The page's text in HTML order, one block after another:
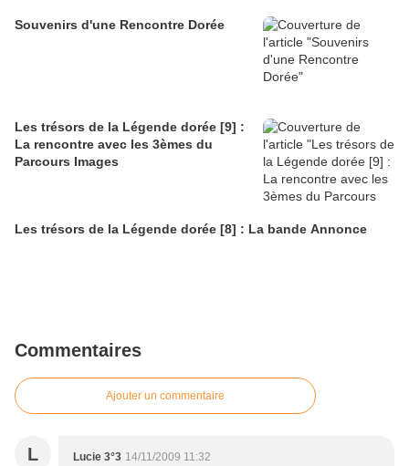
Souvenirs d'une Rencontre Dorée
Les trésors de la Légende dorée [9] :
La rencontre avec les 3èmes du
Parcours Images
Les trésors de la Légende dorée [8] : La bande Annonce
Commentaires
Ajouter un commentaire
L Lucie 3°3 14/11/2009 11:32